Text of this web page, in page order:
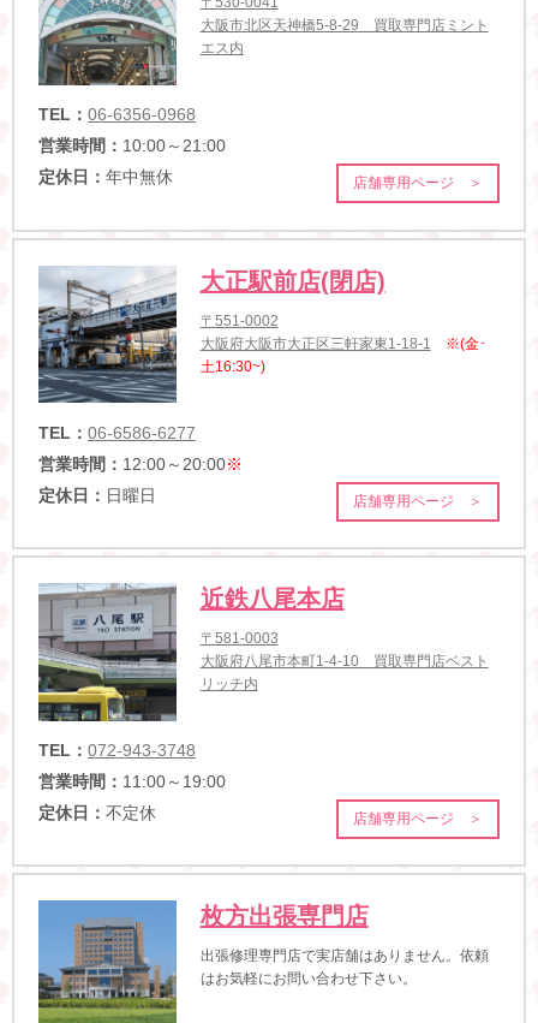
大阪市北区天神橋5-8-29 買取専門店ミント
エス内
TEL： 06-6356-0968
営業時間： 10:00～21:00
定休日： 年中無休 店舗専用ページ ＞
大正駅前店(閉店)
〒551-0002
大阪府大阪市大正区三軒家東1-18-1
※(金･
土16:30~)
TEL： 06-6586-6277
営業時間： 12:00～20:00※
定休日： 日曜日 店舗専用ページ ＞
近鉄八尾本店
〒581-0003
大阪府八尾市本町1-4-10 買取専門店ベスト
リッチ内
TEL： 072-943-3748
営業時間： 11:00～19:00
定休日： 不定休 店舗専用ページ ＞
枚方出張専門店
出張修理専門店で実店舗はありません。依頼
はお気軽にお問い合わせ下さい。